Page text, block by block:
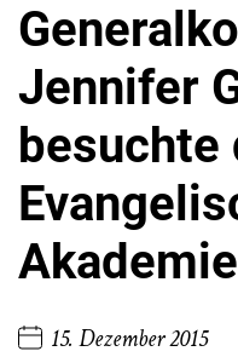
Jennifer
besuchte
15. Dezember 2015